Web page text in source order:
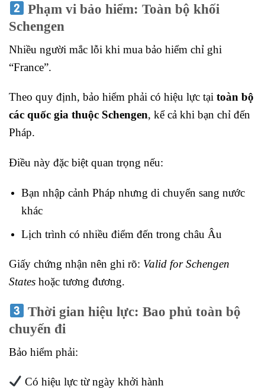
Phạm vi bảo hiểm: Toàn bộ khối
Schengen
Nhiều người mắc lỗi khi mua bảo hiểm chỉ ghi
“France”.
Theo quy định, bảo hiểm phải có hiệu lực tại toàn bộ
các quốc gia thuộc Schengen, kể cả khi bạn chỉ đến
Pháp.
Điều này đặc biệt quan trọng nếu:
Bạn nhập cảnh Pháp nhưng di chuyển sang nước
khác
Lịch trình có nhiều điểm đến trong châu Âu
Giấy chứng nhận nên ghi rõ: Valid for Schengen
States hoặc tương đương.
Thời gian hiệu lực: Bao phủ toàn bộ
chuyến đi
Bảo hiểm phải:
Có hiệu lực từ ngày khởi hành